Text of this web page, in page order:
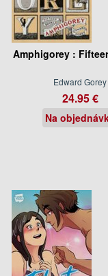
Amphigorey :
Edward Gorey
24.95 €
Na